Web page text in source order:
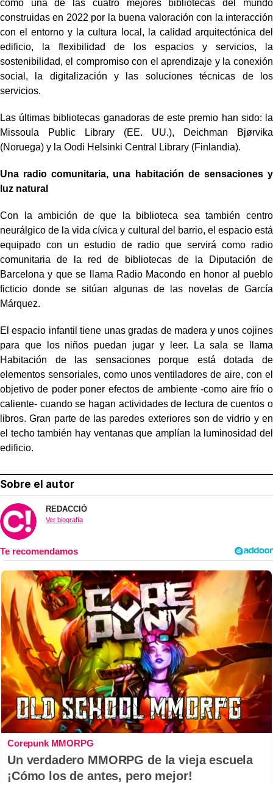
como una de las cuatro mejores bibliotecas del mundo
construidas en 2022 por la buena valoración con la interacción
con el entorno y la cultura local, la calidad arquitectónica del
edificio, la flexibilidad de los espacios y servicios, la
sostenibilidad, el compromiso con el aprendizaje y la conexión
social, la digitalización y las soluciones técnicas de los
servicios.
Las últimas bibliotecas ganadoras de este premio han sido: la
Missoula Public Library (EE. UU.), Deichman Bjørvika
(Noruega) y la Oodi Helsinki Central Library (Finlandia).
Una radio comunitaria, una habitación de sensaciones y
luz natural
Con la ambición de que la biblioteca sea también centro
neurálgico de la vida cívica y cultural del barrio, el espacio está
equipado con un estudio de radio que servirá como radio
comunitaria de la red de bibliotecas de la Diputación de
Barcelona y que se llama Radio Macondo en honor al pueblo
ficticio donde se sitúan algunas de las novelas de García
Márquez.
El espacio infantil tiene unas gradas de madera y unos cojines
para que los niños puedan jugar y leer. La sala se llama
Habitación de las sensaciones porque está dotada de
elementos sensoriales, como unos ventiladores de aire, con el
objetivo de poder poner efectos de ambiente -como aire frío o
caliente- cuando se hagan actividades de lectura de cuentos o
libros. Gran parte de las paredes exteriores son de vidrio y en
el techo también hay ventanas que amplían la luminosidad del
edificio.
Sobre el autor
REDACCIÓ
Ver biografía
Corepunk MMORPG
Un verdadero MMORPG de la vieja escuela
¡Cómo los de antes, pero mejor!